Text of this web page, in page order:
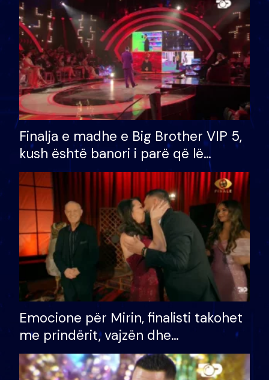
Finalja e madhe e Big Brother VIP 5,
kush është banori i parë që lë
shtëpinë dhe humb mundësinë për
të fituar çmimin e madh
Emocione për Mirin, finalisti takohet
me prindërit, vajzën dhe
bashkëshorten: S’kemi ndonjë letër
divorci apo jo?